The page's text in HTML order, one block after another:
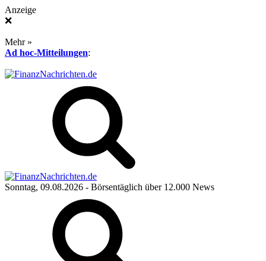
Anzeige
❌
Mehr »
Ad hoc-Mitteilungen:
Sonntag, 09.08.2026 - Börsentäglich über 12.000 News